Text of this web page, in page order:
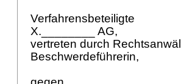
Verfahrensbeteiligte
X.________ AG,
vertreten durch
Beschwerdeführerin,